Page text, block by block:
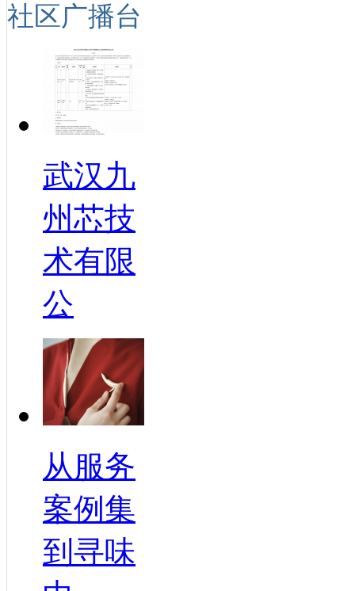
社区广播台
武汉九
州芯技
术有限
公
从服务
案例集
到寻味